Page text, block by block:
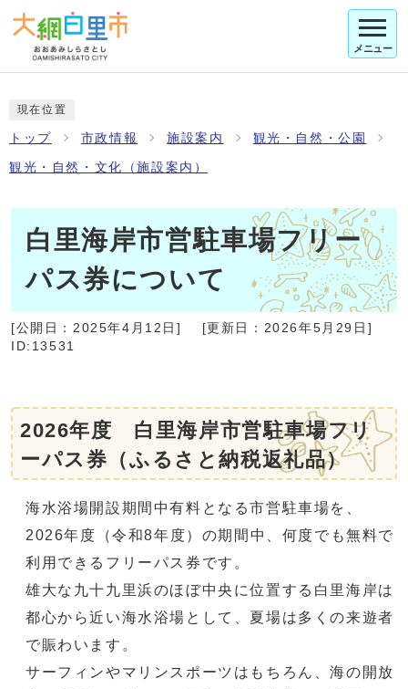
メニュー
現在位置
トップ 市政情報 施設案内 観光・自然・公園
観光・自然・文化（施設案内）
白里海岸市営駐車場フリー
パス券について
[公開日： 2025年4月12日 ] [更新日： 2026年5月29日 ]
ID:13531
2026年度 白里海岸市営駐車場フリ
ーパス券（ふるさと納税返礼品）
海水浴場開設期間中有料となる市営駐車場を、
2026年度（令和8年度）の期間中、何度でも無料で
利用できるフリーパス券です。
雄大な九十九里浜のほぼ中央に位置する白里海岸は
都心から近い海水浴場として、夏場は多くの来遊者
で賑わいます。
サーフィンやマリンスポーツはもちろん、海の開放